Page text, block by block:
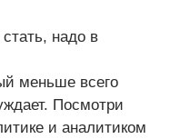
надо в
меньше всего
Посмотри
и аналитиком